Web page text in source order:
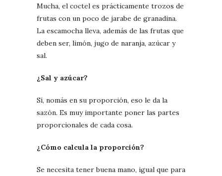
Mucha, el coctel es prácticamente trozos de
frutas con un poco de jarabe de granadina.
La escamocha lleva, además de las frutas que
deben ser, limón, jugo de naranja, azúcar y
sal.
¿Sal y azúcar?
Sí, nomás en su proporción, eso le da la
sazón. Es muy importante poner las partes
proporcionales de cada cosa.
¿Cómo calcula la proporción?
Se necesita tener buena mano, igual que para